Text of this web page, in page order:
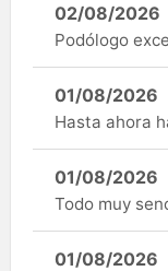
02/08/2026
Podólogo
01/08/2026
Hasta ahora
01/08/2026
Todo muy
01/08/2026